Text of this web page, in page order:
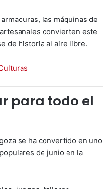
las máquinas de
convierten este
de historia al aire libre.
para todo el
se ha convertido en uno
de junio en la